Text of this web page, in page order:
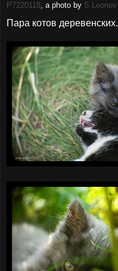
P7220118, a photo by S.Leonov
Пара котов деревенских.